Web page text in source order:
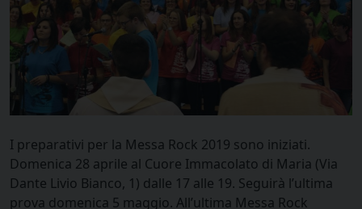
I preparativi per la Messa Rock 2019 sono iniziati.
Domenica 28 aprile al Cuore Immacolato di Maria (Via
Dante Livio Bianco, 1) dalle 17 alle 19. Seguirà l’ultima
prova domenica 5 maggio. All’ultima Messa Rock